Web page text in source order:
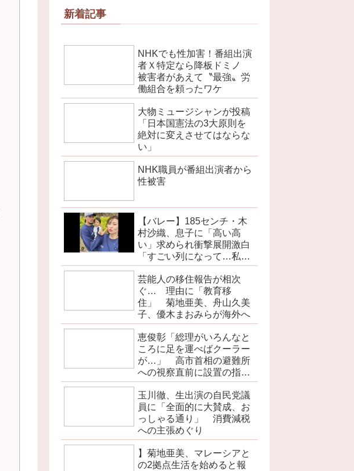
新着記事
NHKでも性加害！番組出演
者Ｘ特定なら降板ドミノ
被害者があえて〝最強〟労
働組合を頼ったワケ
大物ミュージシャンが投稿
「日本国憲法の3大原則を
絶対に変えさせてはならな
い」
NHK職員が番組出演者から
性被害
【バレー】185センチ・木
村沙織、息子に「高い高
い」求められ衝撃展開激白
「すごい列になって…私ア
トラクションじゃないよみ
たいな」
芸能人の移住報告が相次
ぐ… 理由に「教育移
住」 菊地亜美、舟山久美
子、優木まおみらが海外へ
恵俊彰「総理がいろんなと
ころに足を運べばクーラー
が…」 高市首相の避難所
への視察直前に設置の指摘
で
玉川徹、生出演の自民党議
員に「全面的に大賛成、お
っしゃる通り」 消費減税
への主張めぐり
】菊地亜美、マレーシアと
の2拠点生活を始めると報